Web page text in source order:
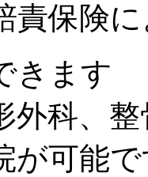
責保険
きます
外科、
が可能